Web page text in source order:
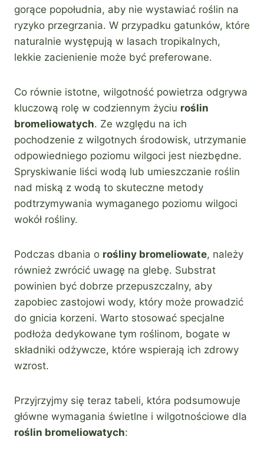
gorące popołudnia, aby nie wystawiać roślin na
ryzyko przegrzania. W przypadku gatunków, które
naturalnie występują w lasach tropikalnych,
lekkie zacienienie może być preferowane.
Co równie istotne, wilgotność powietrza odgrywa
kluczową rolę w codziennym życiu roślin
bromeliowatych. Ze względu na ich
pochodzenie z wilgotnych środowisk, utrzymanie
odpowiedniego poziomu wilgoci jest niezbędne.
Spryskiwanie liści wodą lub umieszczanie roślin
nad miską z wodą to skuteczne metody
podtrzymywania wymaganego poziomu wilgoci
wokół rośliny.
Podczas dbania o rośliny bromeliowate, należy
również zwrócić uwagę na glebę. Substrat
powinien być dobrze przepuszczalny, aby
zapobiec zastojowi wody, który może prowadzić
do gnicia korzeni. Warto stosować specjalne
podłoża dedykowane tym roślinom, bogate w
składniki odżywcze, które wspierają ich zdrowy
wzrost.
Przyjrzyjmy się teraz tabeli, która podsumowuje
główne wymagania świetlne i wilgotnościowe dla
roślin bromeliowatych: